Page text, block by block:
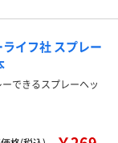
ライフ社 スプレー
ーできるスプレーヘッ